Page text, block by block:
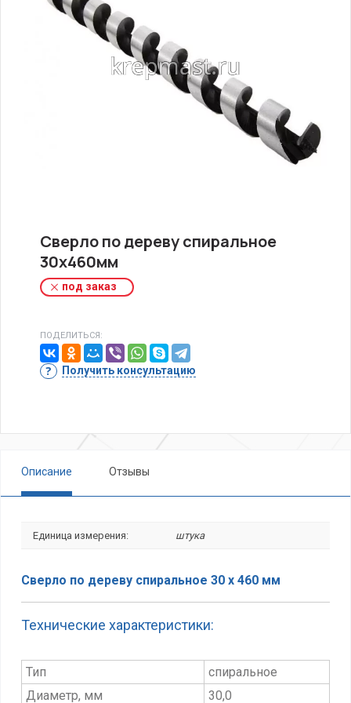
Сверло по дереву спиральное
30х460мм
под заказ
ПОДЕЛИТЬСЯ:
Получить консультацию
Описание Отзывы
Единица измерения: штука
Сверло по дереву спиральное 30 х 460 мм
Технические характеристики:
Тип
спиральное
Диаметр, мм
30,0